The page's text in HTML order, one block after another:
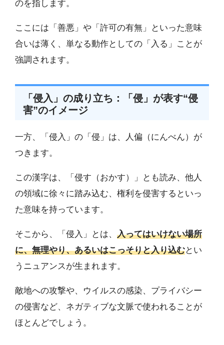
のを指します。
ここには「善悪」や「許可の有無」といった意味
合いは薄く、単なる動作としての「入る」ことが
強調されます。
「侵入」の成り立ち：「侵」が表す“侵
害”のイメージ
一方、「侵入」の「侵」は、人偏（にんべん）が
つきます。
この漢字は、「侵す（おかす）」とも読み、他人
の領域に徐々に踏み込む、権利を侵害するといっ
た意味を持っています。
そこから、「侵入」とは、 入ってはいけない場所
に、無理やり、あるいはこっそりと入り込むとい
うニュアンスが生まれます。
敵地への攻撃や、ウイルスの感染、プライバシー
の侵害など、ネガティブな文脈で使われることが
ほとんどでしょう。